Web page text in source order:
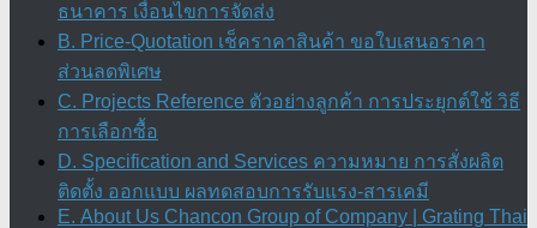
ธนาคาร เงื่อนไขการจัดส่ง
B. Price-Quotation เช็คราคาสินค้า ขอใบเสนอราคา
ส่วนลดพิเศษ
C. Projects Reference ตัวอย่างลูกค้า การประยุกต์ใช้ วิธี
การเลือกซื้อ
D. Specification and Services ความหมาย การสั่งผลิต
ติดตั้ง ออกแบบ ผลทดสอบการรับแรง-สารเคมี
E. About Us Chancon Group of Company | Grating Thai